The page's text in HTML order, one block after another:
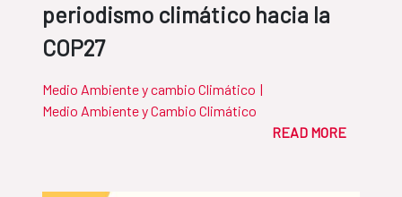
periodismo climático hacia la
COP27
Medio Ambiente y cambio Climático |
Medio Ambiente y Cambio Climático
READ MORE